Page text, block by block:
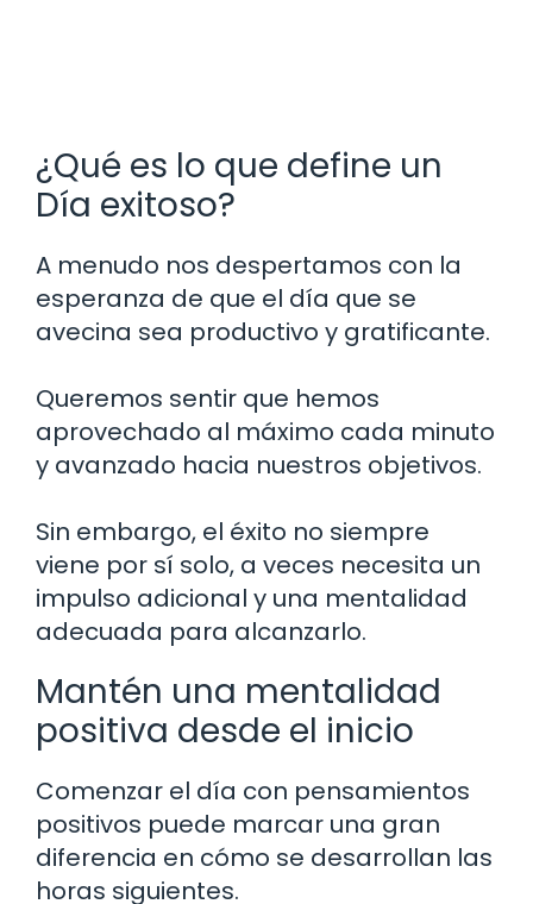
¿Qué es lo que define un
Día exitoso?
A menudo nos despertamos con la
esperanza de que el día que se
avecina sea productivo y gratificante.
Queremos sentir que hemos
aprovechado al máximo cada minuto
y avanzado hacia nuestros objetivos.
Sin embargo, el éxito no siempre
viene por sí solo, a veces necesita un
impulso adicional y una mentalidad
adecuada para alcanzarlo.
Mantén una mentalidad
positiva desde el inicio
Comenzar el día con pensamientos
positivos puede marcar una gran
diferencia en cómo se desarrollan las
horas siguientes.